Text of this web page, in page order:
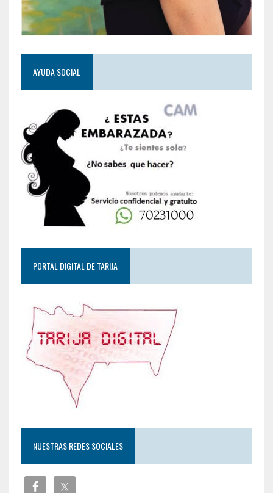
AYUDA SOCIAL
PORTAL DIGITAL DE TARIJA
NUESTRAS REDES SOCIALES